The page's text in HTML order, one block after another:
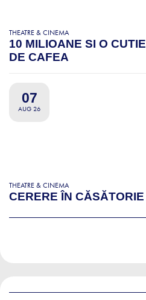
THEATRE & CINEMA
10 MILIOANE SI O CUTIE
DE CAFEA
07
AUG 26
THEATRE & CINEMA
CERERE ÎN CĂSĂTORIE